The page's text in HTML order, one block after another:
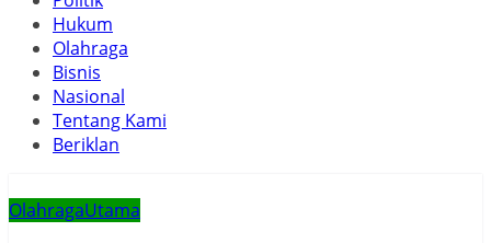
Hukum
Olahraga
Bisnis
Nasional
Tentang Kami
Beriklan
OlahragaUtama